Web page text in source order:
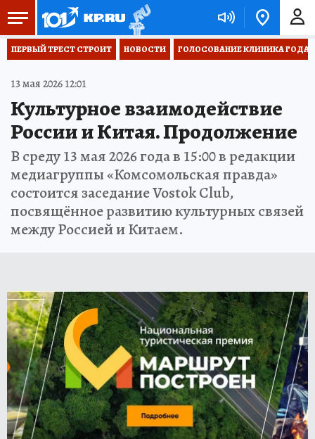
ПЕРВЫЙ ТРЕСТ СТРОИТ НОВОСТИ ГОЛОСОВАНИЕ КЛИНИКА ГОДА
13 мая 2026 12:01
Культурное взаимодействие
России и Китая. Продолжение
В среду 13 мая 2026 года в 15:00 в редакции
медиагруппы «Комсомольская правда»
состоится заседание Vostok Club,
посвящённое развитию культурных связей
между Россией и Китаем.